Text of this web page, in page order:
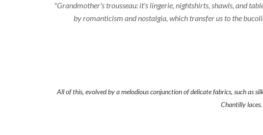
"Grandmother's trousseau: it's lingerie, nightshirts, shawls, and
by romanticism and nostalgia, which transfer us to the
All of this, evolved by a melodious conjunction of delicate fabrics, such as
Chantilly laces.